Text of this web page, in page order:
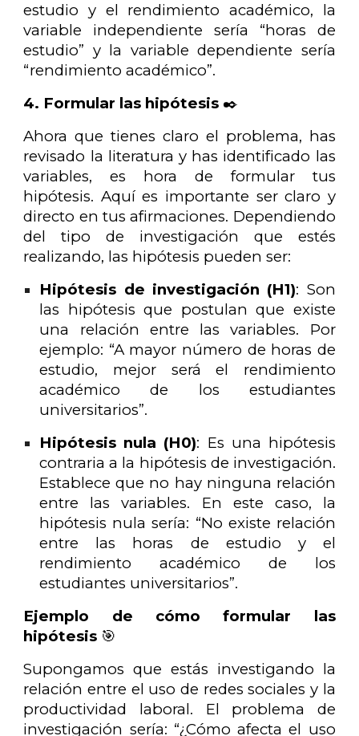
estudio y el rendimiento académico, la
variable independiente sería “horas de
estudio” y la variable dependiente sería
“rendimiento académico”.
4. Formular las hipótesis ✒️
Ahora que tienes claro el problema, has
revisado la literatura y has identificado las
variables, es hora de formular tus
hipótesis. Aquí es importante ser claro y
directo en tus afirmaciones. Dependiendo
del tipo de investigación que estés
realizando, las hipótesis pueden ser:
Hipótesis de investigación (H1): Son
las hipótesis que postulan que existe
una relación entre las variables. Por
ejemplo: “A mayor número de horas de
estudio, mejor será el rendimiento
académico de los estudiantes
universitarios”.
Hipótesis nula (H0): Es una hipótesis
contraria a la hipótesis de investigación.
Establece que no hay ninguna relación
entre las variables. En este caso, la
hipótesis nula sería: “No existe relación
entre las horas de estudio y el
rendimiento académico de los
estudiantes universitarios”.
Ejemplo de cómo formular las
hipótesis 🎯
Supongamos que estás investigando la
relación entre el uso de redes sociales y la
productividad laboral. El problema de
investigación sería: “¿Cómo afecta el uso